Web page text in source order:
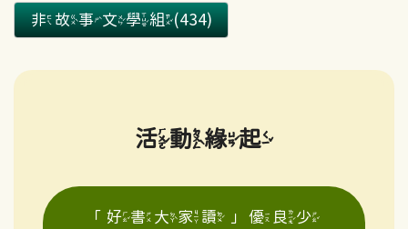
非故事文學組(434)
活動緣起
「好書大家讀」優良少